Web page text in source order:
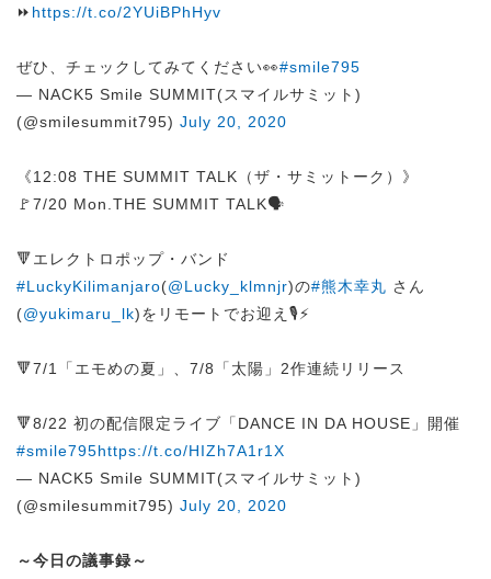
⏩ https://t.co/2YUiBPhHyv
ぜひ、チェックしてみてください👀#smile795
— NACK5 Smile SUMMIT(スマイルサミット)
(@smilesummit795) July 20, 2020
《12:08 THE SUMMIT TALK（ザ・サミットーク）》
🚩7/20 Mon.THE SUMMIT TALK🗣️
🔻エレクトロポップ・バンド
#LuckyKilimanjaro(@Lucky_klmnjr)の#熊木幸丸 さん
(@yukimaru_lk)をリモートでお迎え🎙️⚡️
🔻7/1「エモめの夏」、7/8「太陽」2作連続リリース
🔻8/22 初の配信限定ライブ「DANCE IN DA HOUSE」開催
#smile795https://t.co/HIZh7A1r1X
— NACK5 Smile SUMMIT(スマイルサミット)
(@smilesummit795) July 20, 2020
～今日の議事録～